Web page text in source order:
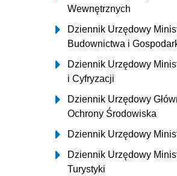
Wewnętrznych
Dziennik Urzędowy
Budownictwa i
Dziennik Urzędowy
i Cyfryzacji
Dziennik Urzędowy
Ochrony Środowiska
Dziennik Urzędowy
Dziennik Urzędowy
Turystyki